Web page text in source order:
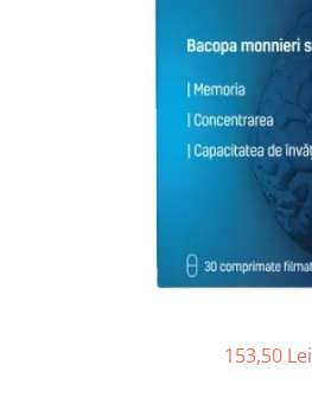
Altele-Suplimente alimentare
153,50 Lei